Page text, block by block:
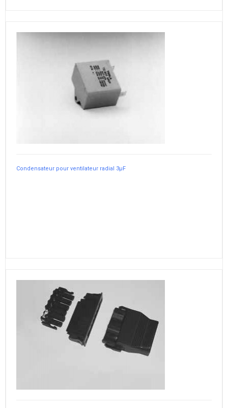
Condensateur pour ventilateur radial 3µF